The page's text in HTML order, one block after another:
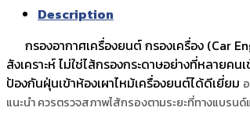
Description
กรองอากาศเครื่องยนต์ กรองเครื่อง (Car
สังเคราะห์ ไม่ใช่ไส้กรองกระดาษอย่างที่หลายค
ป้องกันฝุ่นเข้าห้องเผาไหม้เครื่องยนต์ได้ดีเยี่ยม
แนะนำ ควรตรวจสภาพไส้กรองตามระยะที่ทางแบรนด์